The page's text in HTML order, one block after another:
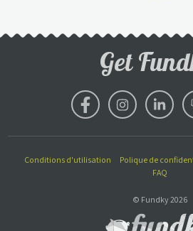
Get
Conditions d'utilisation Polique de
FAQ
© Fundky 2026